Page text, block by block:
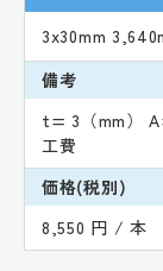
3x30mm
備考
t= 3（mm）
工費
価格(税別)
8,550 円 / 本